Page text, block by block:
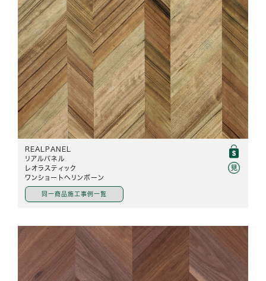
REALPANEL
リアルパネル
レオラスティック
ワンショートヘリンボーン
同一商品施工事例一覧